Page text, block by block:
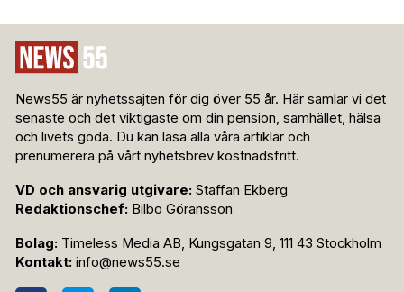
News55 är nyhetssajten för dig över 55 år. Här samlar vi det
senaste och det viktigaste om din pension, samhället, hälsa
och livets goda. Du kan läsa alla våra artiklar och
prenumerera på vårt nyhetsbrev kostnadsfritt.
VD och ansvarig utgivare: Staffan Ekberg
Redaktionschef: Bilbo Göransson
Bolag: Timeless Media AB, Kungsgatan 9, 111 43 Stockholm
Kontakt: info@news55.se